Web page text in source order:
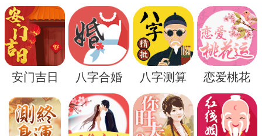
的某种情感模式，在梦中得到了表达和处
理。
此外，梦见前任也可能反映了你当前生活中
的某种情感需求或者挑战。比如，你可能在
感情上感到不安定，或者在寻找安全感和归
属感方面有所困扰。前任的出现可能是你内
安门吉日 八字合婚 八字测算 恋爱桃花